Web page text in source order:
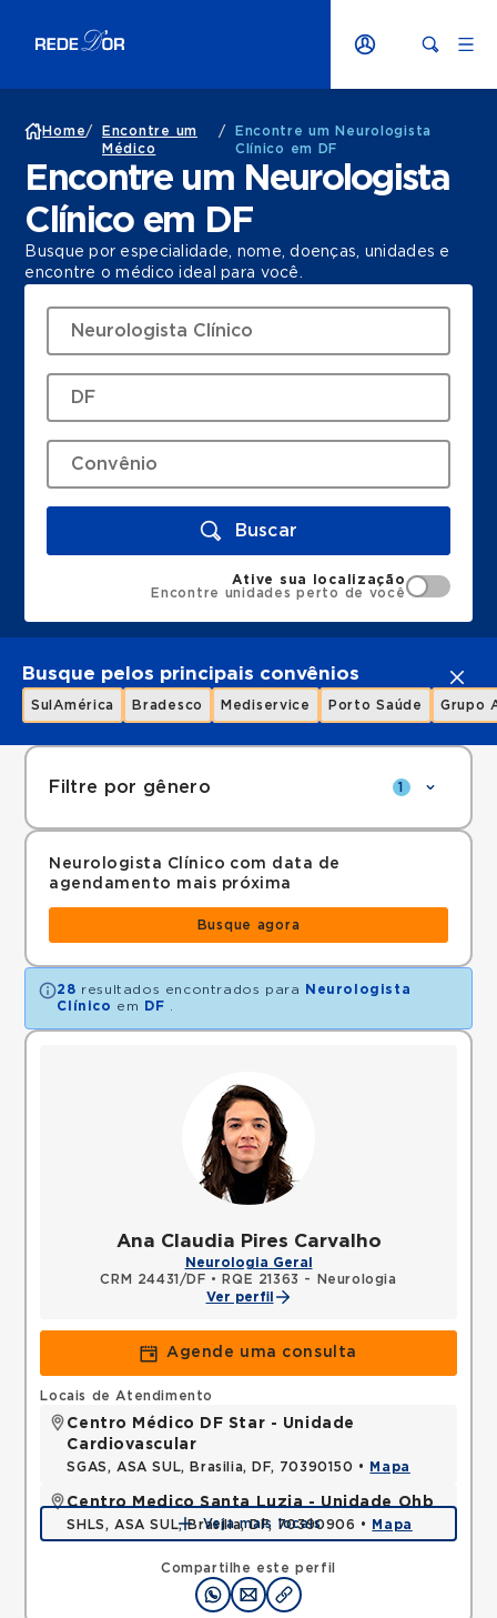
Home/
Encontre um
Médico
/
Encontre um Neurologista
Clínico em DF
Encontre um Neurologista
Clínico em DF
Busque por especialidade, nome, doenças, unidades e
encontre o médico ideal para você.
Buscar
Ative sua localização
Encontre unidades perto de você
Busque pelos principais convênios
SulAmérica Bradesco Mediservice Porto Saúde Grupo
Filtre por gênero 1
Neurologista Clínico com data de
agendamento mais próxima
Busque agora
28 resultados encontrados para
Neurologista
Clínico em DF
Ana Claudia Pires Carvalho
Neurologia Geral
CRM 24431/DF •
RQE 21363 - Neurologia
Ver perfil
Agende uma consulta
Compartilhe este perfil
Locais de Atendimento
Centro Médico DF Star - Unidade
Cardiovascular
SGAS, ASA SUL, Brasilia, DF, 70390150 • Mapa
Centro Medico Santa Luzia - Unidade Ohb
SHLS, ASA SUL, Brasilia, DF, 70390906 • Mapa
Veja mais locais